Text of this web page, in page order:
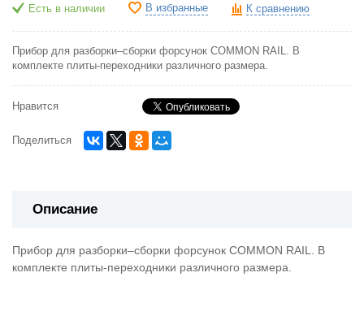
Есть в наличии В избранные К сравнению
Прибор для разборки–сборки форсунок COMMON RAIL. В
комплекте плиты-переходники различного размера.
Нравится
Поделиться
Описание
Прибор для разборки–сборки форсунок COMMON RAIL. В
комплекте плиты-переходники различного размера.